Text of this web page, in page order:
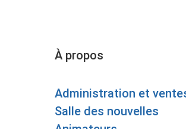
À propos
Administration et
Salle des nouvelles